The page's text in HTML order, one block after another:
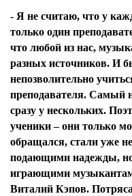
- Я не считаю, что у
только один
что любой из нас,
разных источников. И
непозволительно
преподавателя. Самый
сразу у нескольких.
ученики – они только
обращался, стали уже
подающими надежды,
играющими
Виталий Кэпов.